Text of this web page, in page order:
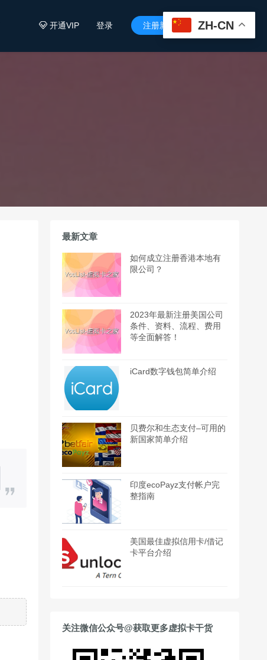
开通VIP 登录 注册新用户 
最新文章
如何成立注册香港本地有
限公司？
2023年最新注册美国公司
条件、资料、流程、费用
等全面解答！
iCard数字钱包简单介绍
贝费尔和生态支付–可用的
新国家简单介绍
印度ecoPayz支付帐户完
整指南
美国最佳虚拟信用卡/借记
卡平台介绍
关注微信公众号@获取更多虚拟卡干货
ZH-CN